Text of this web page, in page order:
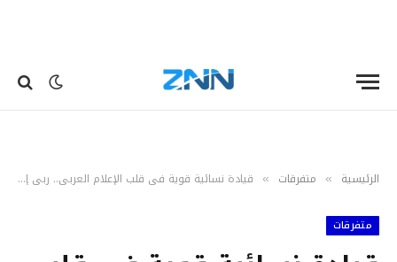
الرئيسية » متفرقات » قيادة نسائية قوية في قلب الإعلام العربي.. ربى إبراهيم على رأس “الغد”!
متفرقات